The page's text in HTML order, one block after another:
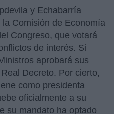
y Echabarría
Comisión de Economía
Congreso, que votará
de interés. Si
aprobará sus
Decreto. Por cierto,
como presidenta
oficialmente a su
su mandato ha optado